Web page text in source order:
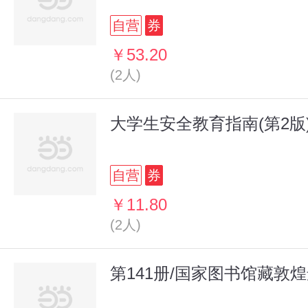
自营 券
￥53.20
(2人)
大学生安全教育指南(第2
自营 券
￥11.80
(2人)
第141册/国家图书馆藏敦